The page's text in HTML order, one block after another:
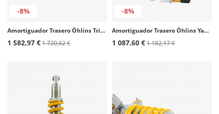
-8%
Amortiguador Trasero Öhlins Triumph Bonneville T100/T120 (16-25), Street Cup/Scrambler (17-25) TR 624
1 582,97 €1 720,62 €
-8%
Amortiguador Trasero Öhlins Yamaha FJ 09 (15-17), MT-09 (13-20), Tracer 900 (15-17), XSR 900 (14-21) YA 534
1 087,60 €1 182,17 €